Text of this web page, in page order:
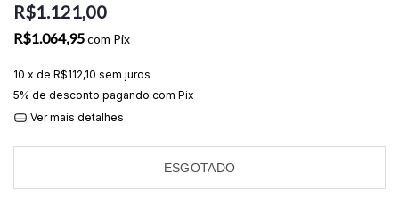
R$1.121,00
R$1.064,95com Pix
10 x de R$112,10 sem juros
5% de desconto pagando com Pix
Ver mais detalhes
ESGOTADO